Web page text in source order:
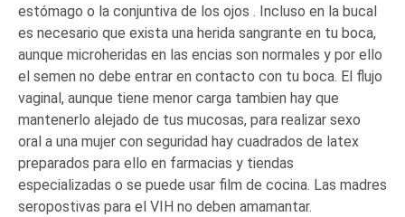
estómago o la conjuntiva de los ojos . Incluso en la bucal
es necesario que exista una herida sangrante en tu boca,
aunque microheridas en las encias son normales y por ello
el semen no debe entrar en contacto con tu boca. El flujo
vaginal, aunque tiene menor carga tambien hay que
mantenerlo alejado de tus mucosas, para realizar sexo
oral a una mujer con seguridad hay cuadrados de latex
preparados para ello en farmacias y tiendas
especializadas o se puede usar film de cocina. Las madres
seropostivas para el VIH no deben amamantar.